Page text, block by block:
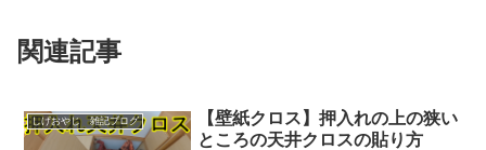
関連記事
しげおやじ 雑記ブログ
【壁紙クロス】押入れの上の狭い
ところの天井クロスの貼り方